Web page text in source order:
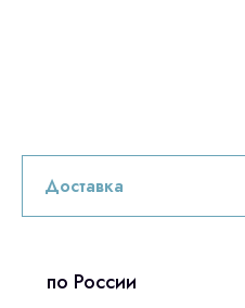
по России